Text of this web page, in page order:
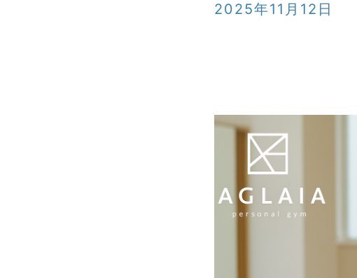
2025年11月12日